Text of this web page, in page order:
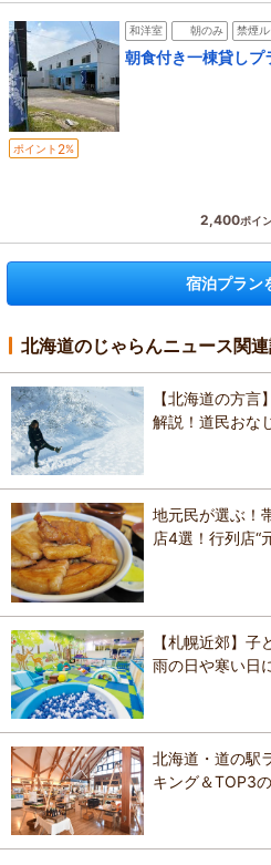
和洋室 朝のみ 禁煙
朝食付き一棟貸しプ
ポイント 2%
2,400ポイ
宿泊プラン
北海道のじゃらんニュース関
【北海道の方
解説！道民おな
地元民が選ぶ！
店4選！行列店“
【札幌近郊】子
雨の日や寒い日
北海道・道の駅
キング＆TOP3